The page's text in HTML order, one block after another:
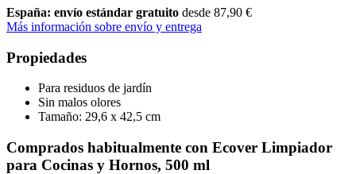
España: envío estándar gratuito desde 87,90 €
Más información sobre envío y entrega
Propiedades
Para residuos de jardín
Sin malos olores
Tamaño: 29,6 x 42,5 cm
Comprados habitualmente con Ecover Limpiador
para Cocinas y Hornos, 500 ml